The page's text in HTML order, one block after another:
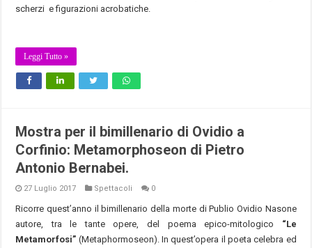
scherzi e figurazioni acrobatiche.
Leggi Tutto »
Mostra per il bimillenario di Ovidio a
Corfinio: Metamorphoseon di Pietro
Antonio Bernabei.
27 Luglio 2017 Spettacoli 0
Ricorre quest’anno il bimillenario della morte di Publio Ovidio Nasone
autore, tra le tante opere, del poema epico-mitologico “Le
Metamorfosi” (Metaphormoseon). In quest’opera il poeta celebra ed